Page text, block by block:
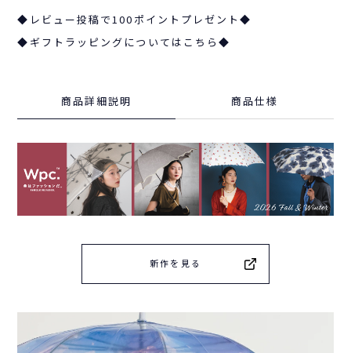
◆レビュー投稿で100ポイントプレゼント◆
◆ギフトラッピングについてはこちら◆
商品詳細説明 商品仕様
新作を見る